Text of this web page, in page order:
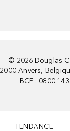
© 2026 Douglas
2000 Anvers,
BCE :
TENDANCE